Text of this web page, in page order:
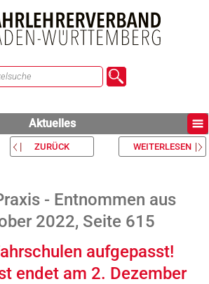
Aktuelles
ZURÜCK WEITERLESEN
- Entnommen aus
2022, Seite 615
aufgepasst!
endet am 2. Dezember